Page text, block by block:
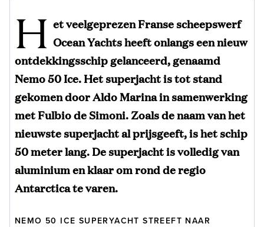
H et veelgeprezen Franse scheepswerf
Ocean Yachts heeft onlangs een nieuw
ontdekkingsschip gelanceerd, genaamd
Nemo 50 Ice. Het superjacht is tot stand
gekomen door Aldo Marina in samenwerking
met Fulbio de Simoni. Zoals de naam van het
nieuwste superjacht al prijsgeeft, is het schip
50 meter lang. De superjacht is volledig van
aluminium en klaar om rond de regio
Antarctica te varen.
NEMO 50 ICE SUPERYACHT STREEFT NAAR